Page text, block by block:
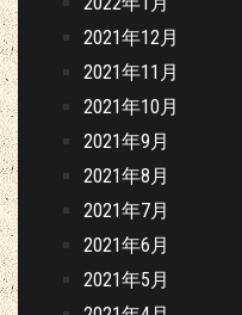
2021年12月
2021年11月
2021年10月
2021年9月
2021年8月
2021年7月
2021年6月
2021年5月